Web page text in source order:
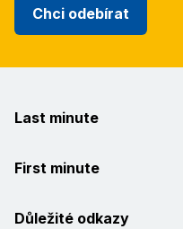
Chci odebírat
Last minute
First minute
Důležité odkazy